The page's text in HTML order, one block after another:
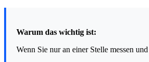
Warum das wichtig ist:
Wenn Sie nur an einer Stelle messen